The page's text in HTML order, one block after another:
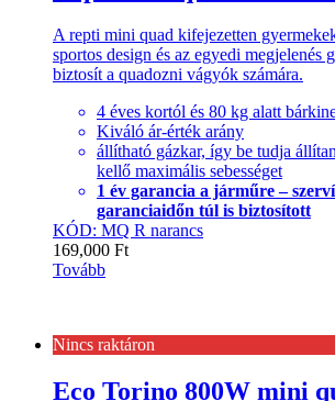
A repti mini quad kifejezetten
sportos design és az egyedi megjelenés
biztosít a quadozni vágyók számára.
4 éves kortól és 80 kg alatt
Kiváló ár-érték arány
állítható gázkar, így be tudja
kellő maximális sebességet
1 év garancia a járműre –
garanciaidőn túl is biztosított
KÓD: MQ R narancs
169,000 Ft
Tovább
Nincs raktáron
Eco Torino 800W mini